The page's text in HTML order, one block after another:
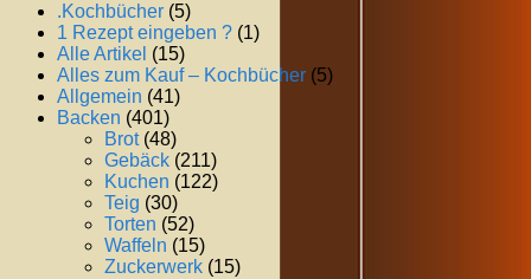
.Kochbücher (5)
1 Rezept eingeben ? (1)
Alle Artikel (15)
Alles zum Kauf – Kochbücher (5)
Allgemein (41)
Backen (401)
Brot(48)
Gebäck (211)
Kuchen (122)
Teig (30)
Torten (52)
Waffeln (15)
Zuckerwerk (15)